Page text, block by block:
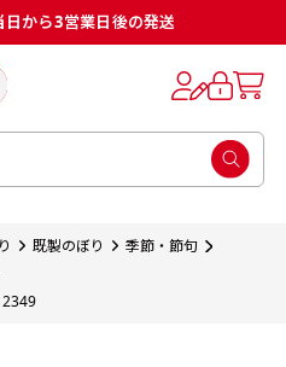
から3営業日後の発送
既製のぼり
季節・節句
2349
稿でのぼり旗を製作
基本的にイラストレー
だいております。
タを貼り付ける際には
注文となります。
デザインそのものを
で販売として取り扱っ
のデザインがそれに
る際に、考えると良
ては基本的に左側と
（業界用語でチチと
あるのが一般的です。
一覧
は以下のサイズ表の通
で製作をしたい場合
ご相談ください。
一覧
は以下のサイズ表の通
で製作をしたい場合
ご相談ください。
のぼり旗に対して上
２か所に対してチチ
旗自体をポールにく
す。
て
のぼり旗に対して上
２か所に対してチチ
旗自体をポールにく
す。
ター（熱で焼き切る
縫いをすることで風
の強度を増す加工で
種類
み）加工とは？
入れることで横幕が
見せるための加工手